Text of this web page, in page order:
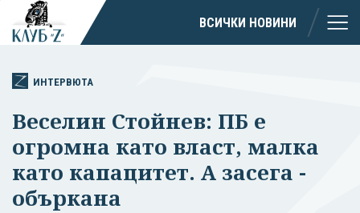
ВСИЧКИ НОВИНИ
ИНТЕРВЮТА
Веселин Стойнев: ПБ е
огромна като власт, малка
като капацитет. А засега -
объркана